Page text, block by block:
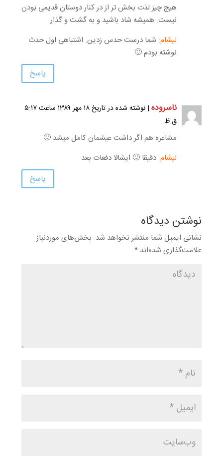
هیج چیز لذت بخش تر از در کنار دوستان قدیمی بودن
نیست. همیشه شاد باشید و به گشت و گذار
لیشام: شما درست حدس زدین. اشتباهی اول حدث
نوشته بودم 🙂
پاسخ
ناسروده
| نوشته شده در تاریخ ۱۸ مهر ۱۳۸۹ ساعت ۵:۱۷
ق.ظ
مشاعره هم اگر داشت عیشمان کامل میشد 🙂
لیشام: دقیقا 🙂 ایشالا دفعات بعد
پاسخ
نوشتن دیدگاه
نشانی ایمیل شما منتشر نخواهد شد. بخش‌های موردنیاز
علامت‌گذاری شده‌اند *